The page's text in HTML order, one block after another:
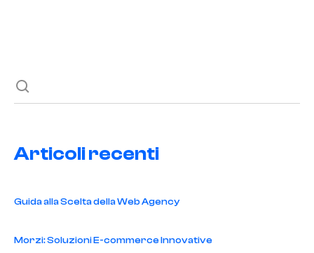
Articoli recenti
Guida alla Scelta della Web Agency
Morzi: Soluzioni E-commerce Innovative